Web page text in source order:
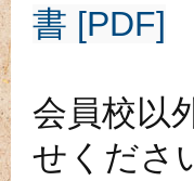
書 [PDF]
会員校以
せくださ